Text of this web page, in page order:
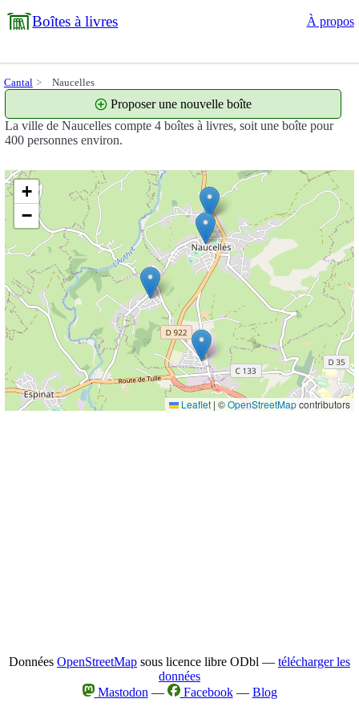
Boîtes à livres À propos
Cantal Naucelles
La ville de Naucelles compte 4 boîtes à livres, soit une boîte pour
400 personnes environ.
Proposer une nouvelle boîte
+
−
Leaflet | ©OpenStreetMapcontributors
Données OpenStreetMap sous licence libre ODbl — télécharger les
données
Mastodon — Facebook— Blog